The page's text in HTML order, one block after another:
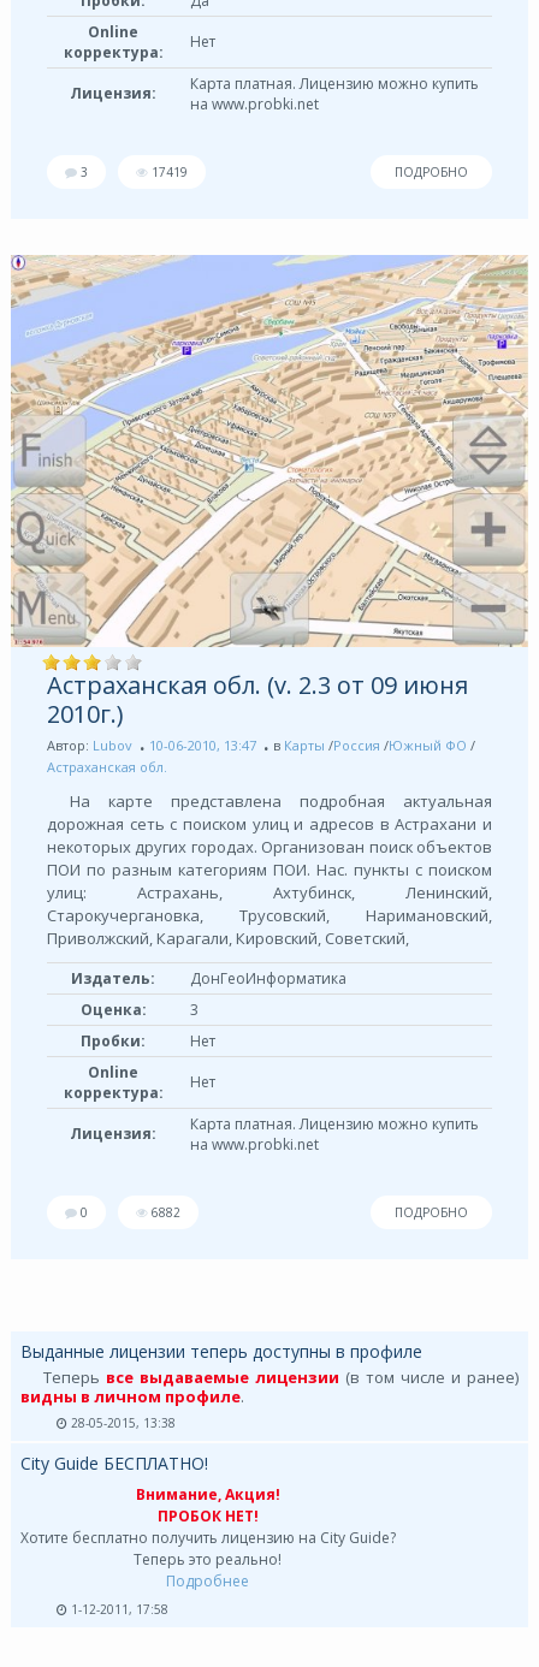
Online
корректура:
Нет
Лицензия:
Карта платная. Лицензию можно купить
на www.probki.net
3 17419 ПОДРОБНО
Астраханская обл. (v. 2.3 от 09 июня
2010г.)
Автор: Lubov 10-06-2010, 13:47 в Карты /Россия /Южный ФО /
Астраханская обл.
На карте представлена подробная актуальная
дорожная сеть с поиском улиц и адресов в Астрахани и
некоторых других городах. Организован поиск объектов
ПОИ по разным категориям ПОИ. Нас. пункты с поиском
улиц: Астрахань, Ахтубинск, Ленинский,
Старокучергановка, Трусовский, Наримановский,
Приволжский, Карагали, Кировский, Советский,
Издатель:
ДонГеоИнформатика
Оценка:
3
Пробки:
Нет
Online
корректура:
Нет
Лицензия:
Карта платная. Лицензию можно купить
на www.probki.net
0 6882 ПОДРОБНО
Выданные лицензии теперь доступны в профиле
Теперь все выдаваемые лицензии (в том числе и ранее)
видны в личном профиле.
28-05-2015, 13:38
City Guide БЕСПЛАТНО!
Внимание, Акция!
ПРОБОК НЕТ!
Хотите бесплатно получить лицензию на City Guide?
Теперь это реально!
Подробнее
1-12-2011, 17:58